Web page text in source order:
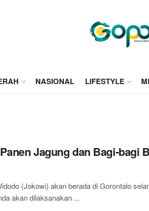
NASIONAL LIFESTYLE
Jagung dan Bagi-bagi
(Jokowi) akan berada di Gorontalo
akan dilaksanakan ...